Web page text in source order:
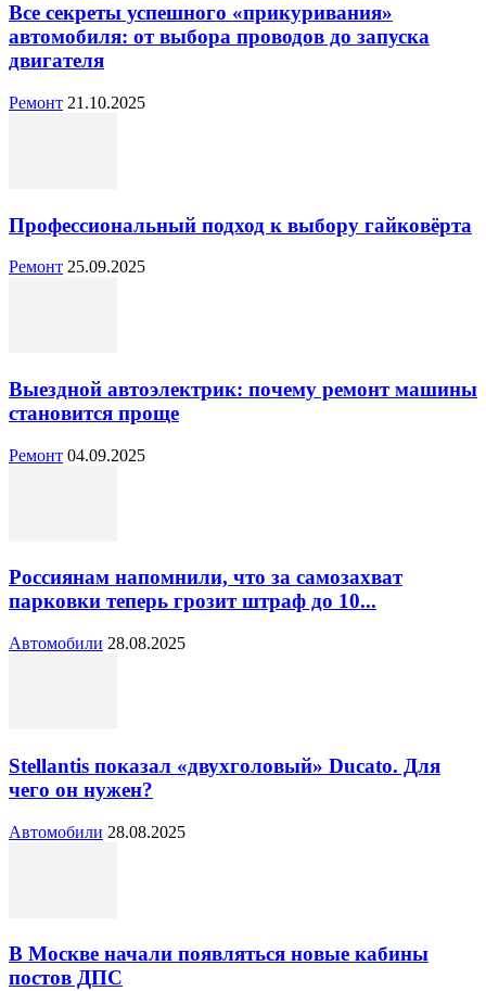
Все секреты успешного «прикуривания»
автомобиля: от выбора проводов до запуска
двигателя
Ремонт 21.10.2025
Профессиональный подход к выбору гайковёрта
Ремонт 25.09.2025
Выездной автоэлектрик: почему ремонт машины
становится проще
Ремонт 04.09.2025
Россиянам напомнили, что за самозахват
парковки теперь грозит штраф до 10...
Автомобили 28.08.2025
Stellantis показал «двухголовый» Ducato. Для
чего он нужен?
Автомобили 28.08.2025
В Москве начали появляться новые кабины
постов ДПС